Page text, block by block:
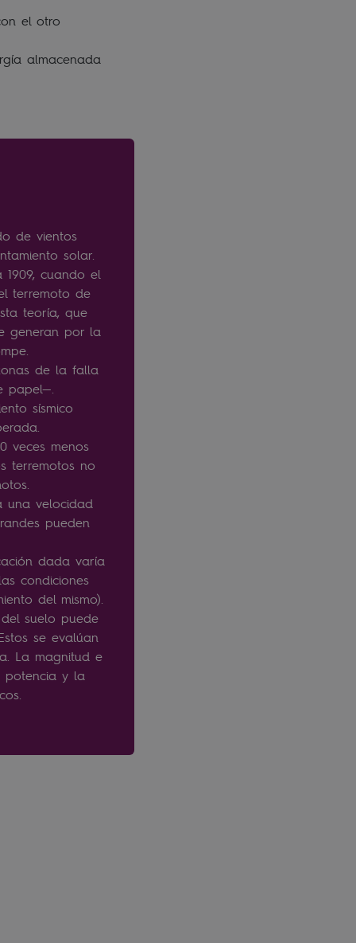
el otro
almacenada
de vientos
solar.
cuando el
terremoto de
teoría, que
generan por la
de la falla
papel—.
sísmico
veces menos
terremotos no
una velocidad
pueden
dada varía
condiciones
del mismo).
suelo puede
se evalúan
La magnitud e
potencia y la